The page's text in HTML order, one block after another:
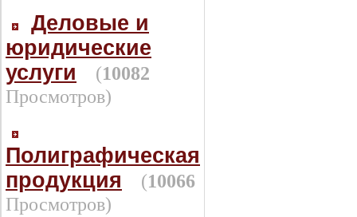
Деловые и
юридические
услуги
(10082
Просмотров)
Полиграфическая
продукция
(10066
Просмотров)